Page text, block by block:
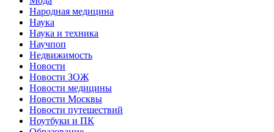
Народная медицина
Наука
Наука и техника
Научпоп
Недвижимость
Новости
Новости ЗОЖ
Новости медицины
Новости Москвы
Новости путешествий
Ноутбуки и ПК